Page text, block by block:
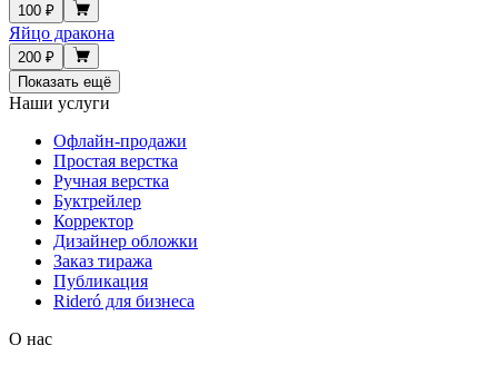
100 ₽
Яйцо дракона
200 ₽
Показать ещё
Наши услуги
Офлайн-продажи
Простая верстка
Ручная верстка
Буктрейлер
Корректор
Дизайнер обложки
Заказ тиража
Публикация
Rideró для бизнеса
О нас